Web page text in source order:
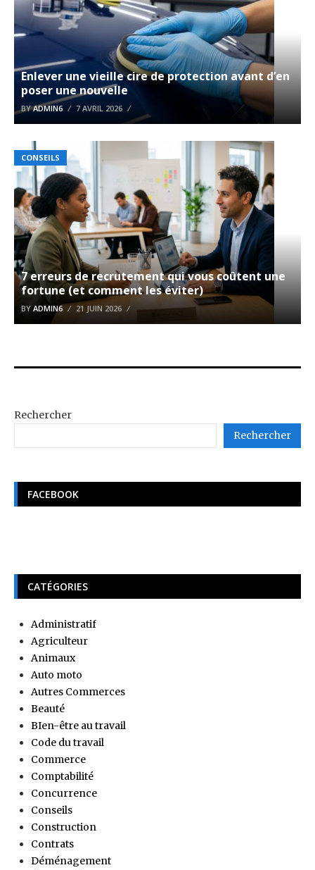
Enlever une vieille cire de protection avant d’en
poser une nouvelle
BYADMIN6 7 AVRIL 2026
CONSEILS
7 erreurs de recrutement qui vous coûtent une
fortune (et comment les éviter)
BY ADMIN6 21 JUIN 2026
Rechercher
Rechercher
FACEBOOK
CATÉGORIES
Administratif
Agriculteur
Animaux
Auto moto
Autres Commerces
Beauté
BIen-être au travail
Code du travail
Commerce
Comptabilité
Concurrence
Conseils
Construction
Contrats
Déménagement